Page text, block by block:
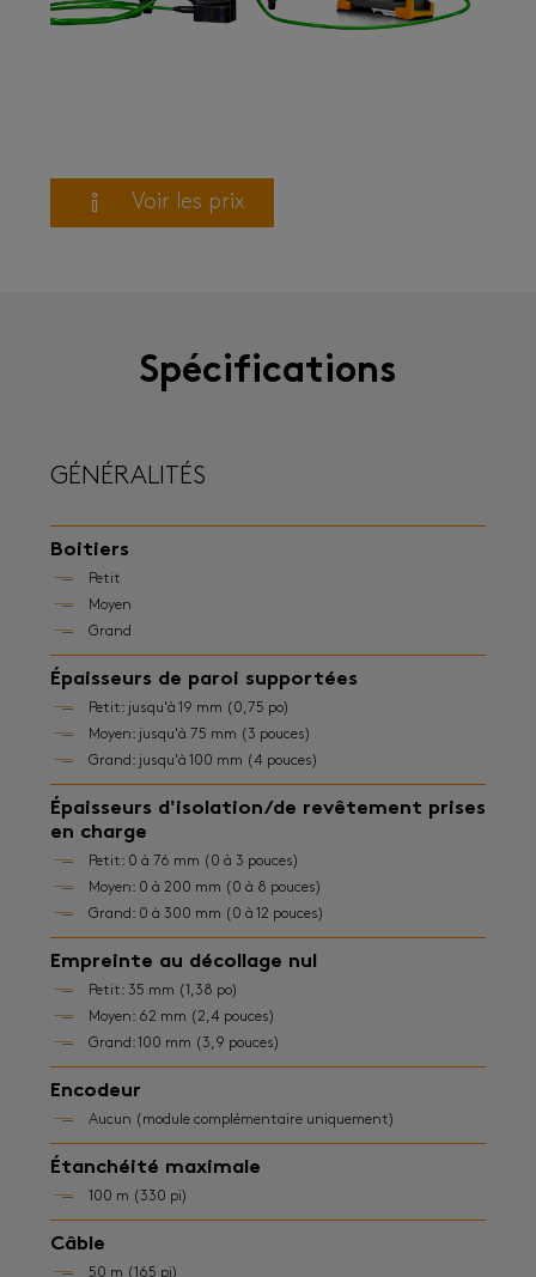
Voir les prix
Spécifications
GÉNÉRALITÉS
Boitiers
Petit
Moyen
Grand
Épaisseurs de paroi supportées
Petit: jusqu'à 19 mm (0,75 po)
Moyen: jusqu'à 75 mm (3 pouces)
Grand: jusqu'à 100 mm (4 pouces)
Épaisseurs d'isolation/de revêtement prises
en charge
Petit: 0 à 76 mm (0 à 3 pouces)
Moyen: 0 à 200 mm (0 à 8 pouces)
Grand: 0 à 300 mm (0 à 12 pouces)
Empreinte au décollage nul
Petit: 35 mm (1,38 po)
Moyen: 62 mm (2,4 pouces)
Grand: 100 mm (3,9 pouces)
Encodeur
Aucun (module complémentaire uniquement)
Étanchéité maximale
100 m (330 pi)
Câble
50 m (165 pi)